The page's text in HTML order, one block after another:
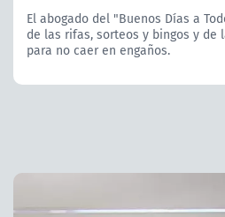
El abogado del "Buenos Días a
de las rifas, sorteos y bingos y de
para no caer en engaños.